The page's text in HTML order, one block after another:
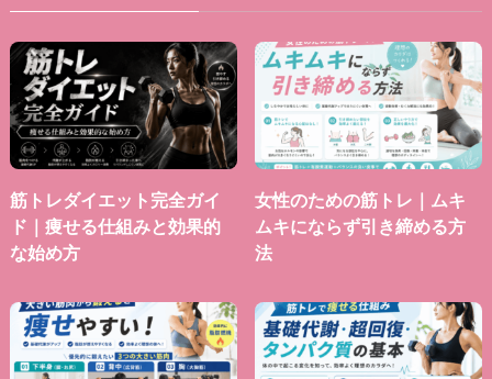
筋トレダイエット完全ガイ
ド｜痩せる仕組みと効果的
な始め方
女性のための筋トレ｜ムキ
ムキにならず引き締める方
法